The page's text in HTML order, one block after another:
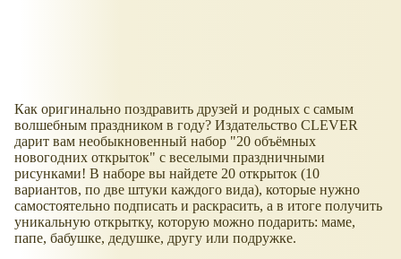
Как оригинально поздравить друзей и родных с самым
волшебным праздником в году? Издательство CLEVER
дарит вам необыкновенный набор "20 объёмных
новогодних открыток" с веселыми праздничными
рисунками! В наборе вы найдете 20 открыток (10
вариантов, по две штуки каждого вида), которые нужно
самостоятельно подписать и раскрасить, а в итоге получить
уникальную открытку, которую можно подарить: маме,
папе, бабушке, дедушке, другу или подружке.